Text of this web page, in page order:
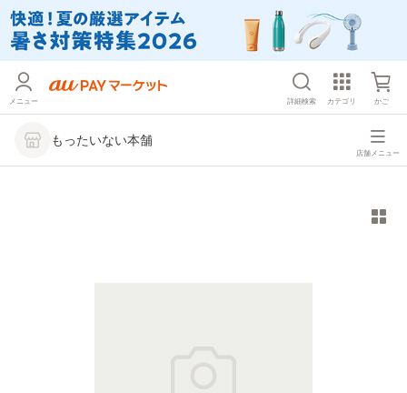
メニュー 詳細検索 カテゴリ かご
もったいない本舗
店舗メニュー